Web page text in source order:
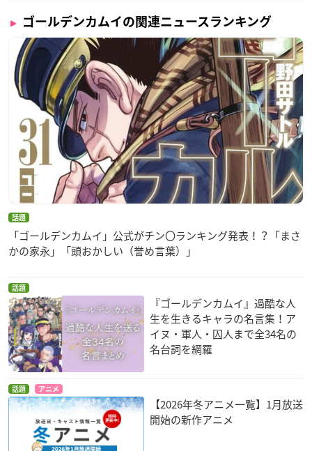
音響制作：マジックカプセル
アイヌ語監修：中川裕
ロシア語監修：Eugenio Uzhinin
音楽：末廣健一郎
オープニングテーマ：ALI「NEVER SAY GOODBYE feat. Mumm
y-D」
エンディングテーマ：THE SPELLBOUND「すべてがそこにあ
りますように。」
アニメーション制作：ブレインズ・ベース
製作：
ゴールデンカムイ製作委員会
【キャスト】
杉元佐一：小林親弘
アシ(リ)パ：白石晴香
白石由竹：伊藤健太郎
土方歳三：中田譲治
尾形百之助：津田健次郎
谷垣源次郎：細谷佳正
牛山辰馬：乃村健次
永倉新八：菅生隆之
二階堂浩平：杉田智和
宇佐美上等兵：松岡禎丞
月島軍曹：竹本英史
鯉登少尉：小西克幸
※敬称略
ゴールデンカムイの関連ニュースランキング
話題
「ゴールデンカムイ」公式がチン〇ランキング発表！？「まさ
かの家永」「頭おかしい（誉め言葉）」
話題
『ゴールデンカムイ』過酷な人
生を生きるキャラの名言集！ア
イヌ・軍人・囚人まで全34名の
名台詞を網羅
話題 アニメ
【2026年冬アニメ一覧】1月放送
開始の新作アニメ